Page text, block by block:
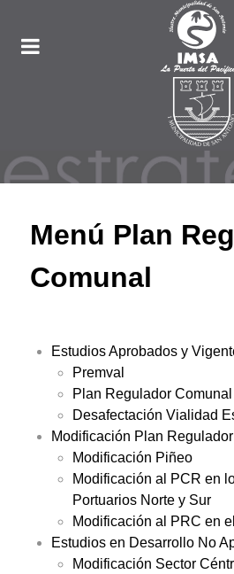
Menú Plan
Comunal
Estudios Aprobados y
Premval
Plan Regulador Comunal
Desafectación Vialidad
Modificación Plan Regulador
Modificación Piñeo
Modificación al PCR en
Portuarios Norte y Sur
Modificación al PRC en
Estudios en Desarrollo No
Modificación Sector